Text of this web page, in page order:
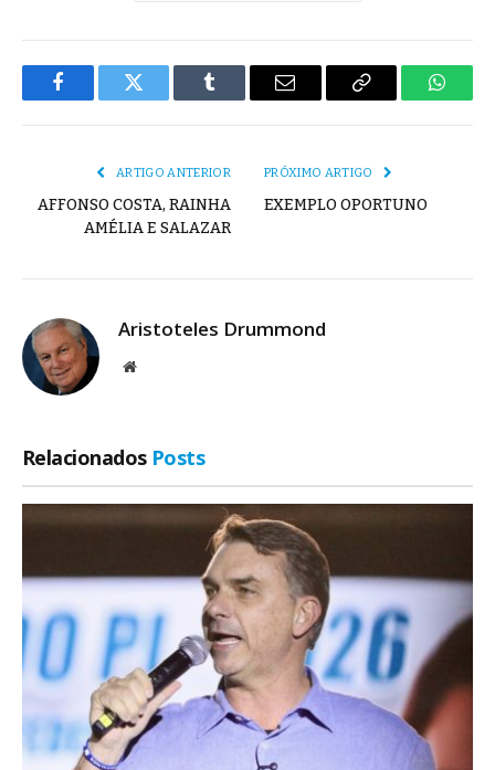
FacebookTwitter Tumblr
E-
Copiar
ARTIGO ANTERIOR
AFFONSO COSTA, RAINHA
AMÉLIA E SALAZAR
PRÓXIMO ARTIGO
EXEMPLO OPORTUNO
Aristoteles Drummond
Site
Relacionados Posts